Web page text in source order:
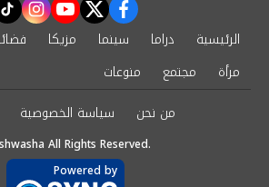
facebook
twitter
youtube
الرئيسية دراما سينما مزيكا
مرأة
مجتمع
منوعات
من نحن
سياسة الخصوصية
All Rights Reserved.
Powered by